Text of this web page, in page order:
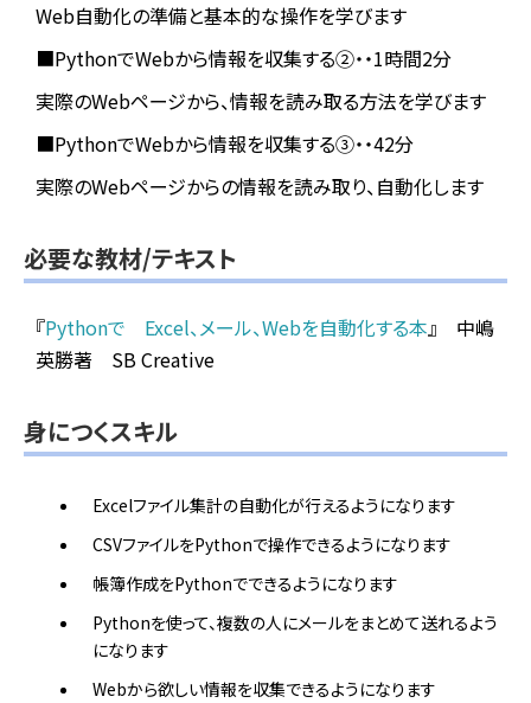
Web自動化の準備と基本的な操作を学びます
■PythonでWebから情報を収集する②・・1時間2分
実際のWebページから、情報を読み取る方法を学びます
■PythonでWebから情報を収集する③・・42分
実際のWebページからの情報を読み取り、自動化します
必要な教材/テキスト
『Pythonで Excel、メール、Webを自動化する本』 中嶋
英勝著 SB Creative
身につくスキル
Excelファイル集計の自動化が行えるようになります
CSVファイルをPythonで操作できるようになります
帳簿作成をPythonでできるようになります
Pythonを使って、複数の人にメールをまとめて送れるよう
になります
Webから欲しい情報を収集できるようになります